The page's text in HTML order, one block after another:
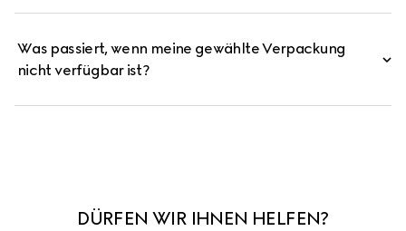
Was passiert, wenn meine gewählte Verpackung
nicht verfügbar ist?
DÜRFEN WIR IHNEN HELFEN?